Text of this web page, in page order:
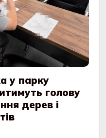
у парку
голову
дерев і